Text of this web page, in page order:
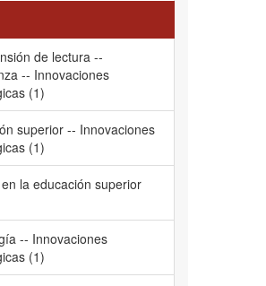
de lectura --
-- Innovaciones
(1)
superior -- Innovaciones
(1)
la educación superior
-- Innovaciones
(1)